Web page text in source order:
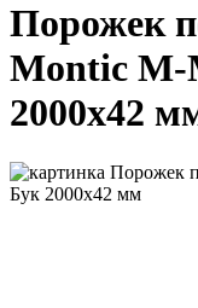
Порожек
Montic M-
2000х42